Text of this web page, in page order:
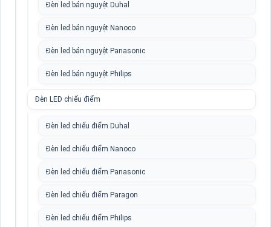
Đèn led bán nguyệt Duhal
Đèn led bán nguyệt Nanoco
Đèn led bán nguyệt Panasonic
Đèn led bán nguyệt Philips
Đèn LED chiếu điểm
Đèn led chiếu điểm Duhal
Đèn led chiếu điểm Nanoco
Đèn led chiếu điểm Panasonic
Đèn led chiếu điểm Paragon
Đèn led chiếu điểm Philips